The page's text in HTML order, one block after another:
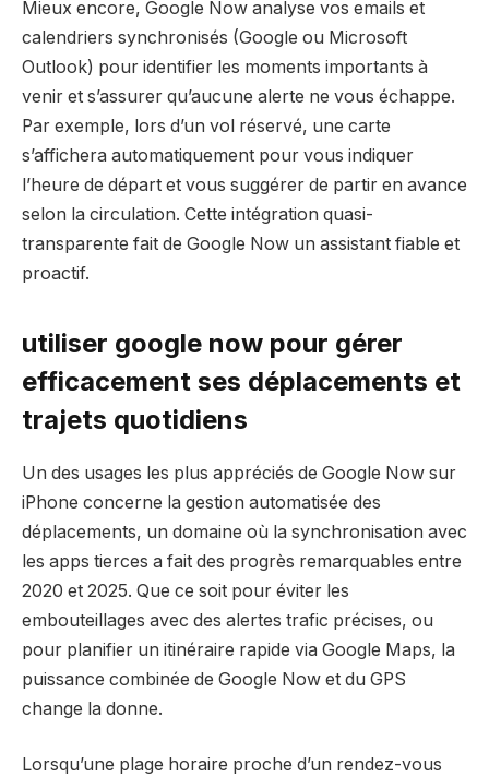
Mieux encore, Google Now analyse vos emails et
calendriers synchronisés (Google ou Microsoft
Outlook) pour identifier les moments importants à
venir et s’assurer qu’aucune alerte ne vous échappe.
Par exemple, lors d’un vol réservé, une carte
s’affichera automatiquement pour vous indiquer
l’heure de départ et vous suggérer de partir en avance
selon la circulation. Cette intégration quasi-
transparente fait de Google Now un assistant fiable et
proactif.
utiliser google now pour gérer
efficacement ses déplacements et
trajets quotidiens
Un des usages les plus appréciés de Google Now sur
iPhone concerne la gestion automatisée des
déplacements, un domaine où la synchronisation avec
les apps tierces a fait des progrès remarquables entre
2020 et 2025. Que ce soit pour éviter les
embouteillages avec des alertes trafic précises, ou
pour planifier un itinéraire rapide via Google Maps, la
puissance combinée de Google Now et du GPS
change la donne.
Lorsqu’une plage horaire proche d’un rendez-vous